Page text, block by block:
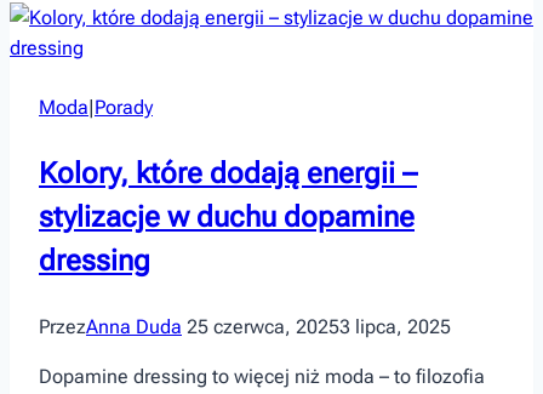
przykłady,
Moda Porady
Kolory, które dodają energii –
stylizacje w duchu dopamine
dressing
PrzezAnna Duda 25 czerwca, 20253 lipca, 2025
Dopamine dressing to więcej niż moda – to filozofia